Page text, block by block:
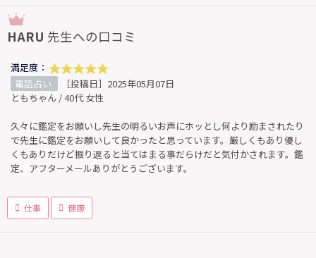
HARU 先生への口コミ
満足度：
電話占い
［投稿日］2025年05月07日
ともちゃん / 40代 女性
久々に鑑定をお願いし先生の明るいお声にホッとし何より励まされたり
で先生に鑑定をお願いして良かったと思っています。厳しくもあり優し
くもありだけど振り返ると当てはまる事だらけだと気付かされます。鑑
定、アフターメールありがとうございます。
仕事 健康